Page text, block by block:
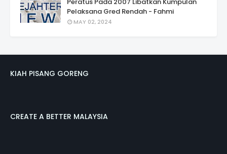
Peratus Pada 2007 Libatkan Kumpulan
Pelaksana Gred Rendah - Fahmi
MAY 02, 2024
KIAH PISANG GORENG
CREATE A BETTER MALAYSIA